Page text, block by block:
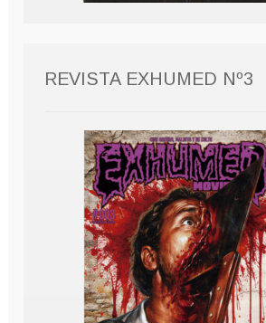
REVISTA EXHUMED Nº3